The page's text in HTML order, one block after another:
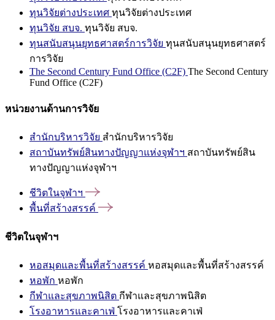
ทุนวิจัยต่างประเทศ ทุนวิจัยต่างประเทศ
ทุนวิจัย สบจ. ทุนวิจัย สบจ.
ทุนสนับสนุนยุทธศาสตร์การวิจัย ทุนสนับสนุนยุทธศาสตร์
การวิจัย
The Second Century Fund Office (C2F) The Second Century
Fund Office (C2F)
หน่วยงานด้านการวิจัย
สำนักบริหารวิจัย สำนักบริหารวิจัย
สถาบันทรัพย์สินทางปัญญาแห่งจุฬาฯ สถาบันทรัพย์สิน
ทางปัญญาแห่งจุฬาฯ
ชีวิตในจุฬาฯ
พื้นที่สร้างสรรค์
ชีวิตในจุฬาฯ
หอสมุดและพื้นที่สร้างสรรค์ หอสมุดและพื้นที่สร้างสรรค์
หอพัก หอพัก
กีฬาและสุขภาพนิสิต กีฬาและสุขภาพนิสิต
โรงอาหารและคาเฟ่ โรงอาหารและคาเฟ่